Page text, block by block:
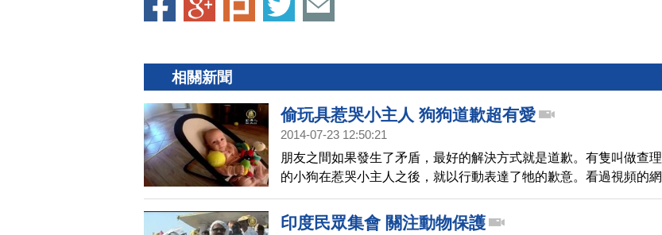
相關新聞
偷玩具惹哭小主人 狗狗道歉超有愛
2014-07-23 12:50:21
朋友之間如果發生了矛盾，最好的解決方式就是道歉。有隻叫做查理
的小狗在惹哭小主人之後，就以行動表達了牠的歉意。看過視頻的網
友紛紛表示超有愛。
印度民眾集會 關注動物保護